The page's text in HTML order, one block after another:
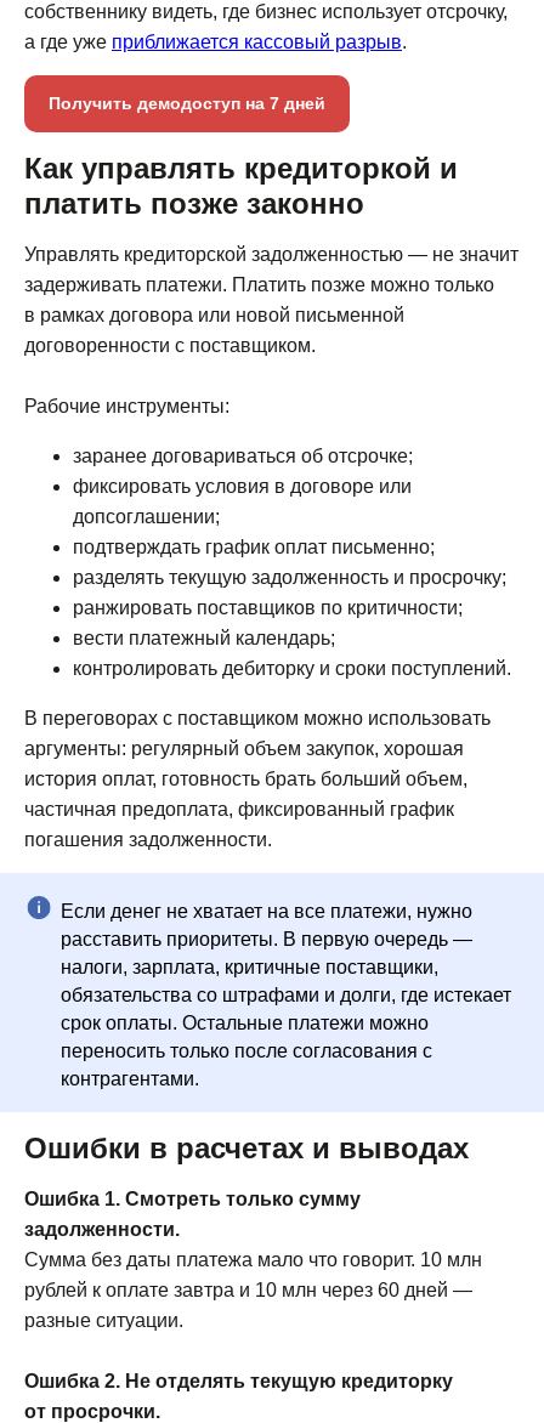
собственнику видеть, где бизнес использует отсрочку,
а где уже приближается кассовый разрыв.
Получить демодоступ на 7 дней
Как управлять кредиторкой и
платить позже законно
Управлять кредиторской задолженностью — не значит
задерживать платежи. Платить позже можно только
в рамках договора или новой письменной
договоренности с поставщиком.
Рабочие инструменты:
заранее договариваться об отсрочке;
фиксировать условия в договоре или
допсоглашении;
подтверждать график оплат письменно;
разделять текущую задолженность и просрочку;
ранжировать поставщиков по критичности;
вести платежный календарь;
контролировать дебиторку и сроки поступлений.
В переговорах с поставщиком можно использовать
аргументы: регулярный объем закупок, хорошая
история оплат, готовность брать больший объем,
частичная предоплата, фиксированный график
погашения задолженности.
Если денег не хватает на все платежи, нужно
расставить приоритеты. В первую очередь —
налоги, зарплата, критичные поставщики,
обязательства со штрафами и долги, где истекает
срок оплаты. Остальные платежи можно
переносить только после согласования с
контрагентами.
Ошибки в расчетах и выводах
Ошибка 1. Смотреть только сумму
задолженности.
Сумма без даты платежа мало что говорит. 10 млн
рублей к оплате завтра и 10 млн через 60 дней —
разные ситуации.
Ошибка 2. Не отделять текущую кредиторку
от просрочки.
Записаться
Эксперт расскажет про модуль P&L,
задачи вашего бизнеса и рассчитает
Презентация
продукта
«Хорошие люди» – аккредитованная ИТ-
компания, разработчик модуля P&L для
1С:Предприятия 8
ИНН 8601044590
Кейсы
Документация
Статьи
Блог
О компании
+7 930 036 02 06
hello@1cpnl.ru
Консультация